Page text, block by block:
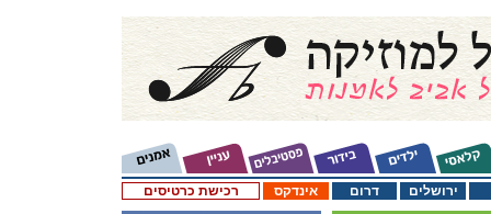
רכישת כרטיסים אינדקס דרום ירושלים